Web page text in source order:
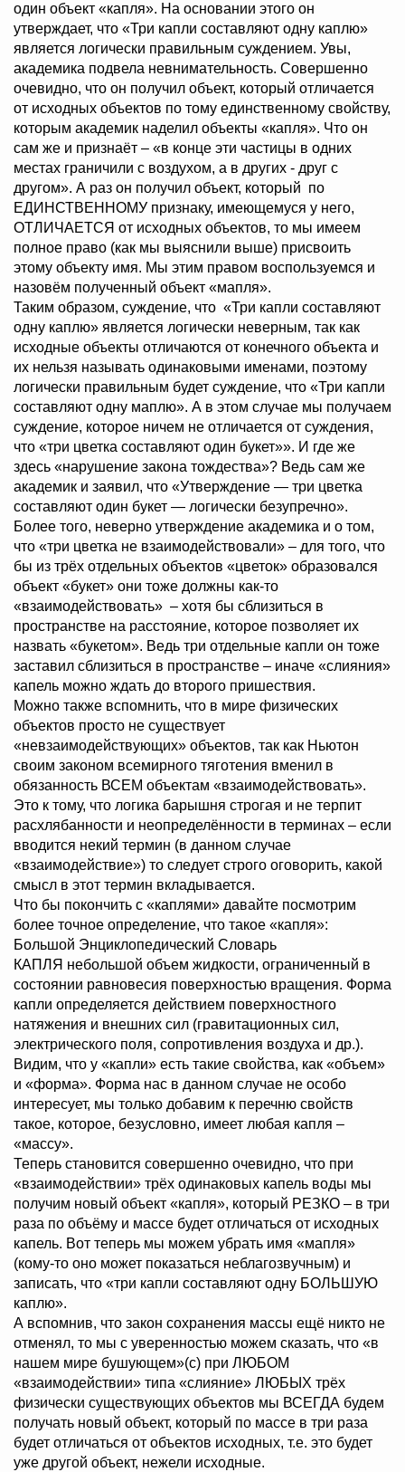
один объект «капля». На основании этого он
утверждает, что «Три капли составляют одну каплю»
является логически правильным суждением. Увы,
академика подвела невнимательность. Совершенно
очевидно, что он получил объект, который отличается
от исходных объектов по тому единственному свойству,
которым академик наделил объекты «капля». Что он
сам же и признаёт – «в конце эти частицы в одних
местах граничили с воздухом, а в других - друг с
другом». А раз он получил объект, который по
ЕДИНСТВЕННОМУ признаку, имеющемуся у него,
ОТЛИЧАЕТСЯ от исходных объектов, то мы имеем
полное право (как мы выяснили выше) присвоить
этому объекту имя. Мы этим правом воспользуемся и
назовём полученный объект «мапля».
Таким образом, суждение, что «Три капли составляют
одну каплю» является логически неверным, так как
исходные объекты отличаются от конечного объекта и
их нельзя называть одинаковыми именами, поэтому
логически правильным будет суждение, что «Три капли
составляют одну маплю». А в этом случае мы получаем
суждение, которое ничем не отличается от суждения,
что «три цветка составляют один букет»». И где же
здесь «нарушение закона тождества»? Ведь сам же
академик и заявил, что «Утверждение — три цветка
составляют один букет — логически безупречно».
Более того, неверно утверждение академика и о том,
что «три цветка не взаимодействовали» – для того, что
бы из трёх отдельных объектов «цветок» образовался
объект «букет» они тоже должны как-то
«взаимодействовать» – хотя бы сблизиться в
пространстве на расстояние, которое позволяет их
назвать «букетом». Ведь три отдельные капли он тоже
заставил сблизиться в пространстве – иначе «слияния»
капель можно ждать до второго пришествия.
Можно также вспомнить, что в мире физических
объектов просто не существует
«невзаимодействующих» объектов, так как Ньютон
своим законом всемирного тяготения вменил в
обязанность ВСЕМ объектам «взаимодействовать».
Это к тому, что логика барышня строгая и не терпит
расхлябанности и неопределённости в терминах – если
вводится некий термин (в данном случае
«взаимодействие») то следует строго оговорить, какой
смысл в этот термин вкладывается.
Что бы покончить с «каплями» давайте посмотрим
более точное определение, что такое «капля»:
Большой Энциклопедический Словарь
КАПЛЯ небольшой объем жидкости, ограниченный в
состоянии равновесия поверхностью вращения. Форма
капли определяется действием поверхностного
натяжения и внешних сил (гравитационных сил,
электрического поля, сопротивления воздуха и др.).
Видим, что у «капли» есть такие свойства, как «объем»
и «форма». Форма нас в данном случае не особо
интересует, мы только добавим к перечню свойств
такое, которое, безусловно, имеет любая капля –
«массу».
Теперь становится совершенно очевидно, что при
«взаимодействии» трёх одинаковых капель воды мы
получим новый объект «капля», который РЕЗКО – в три
раза по объёму и массе будет отличаться от исходных
капель. Вот теперь мы можем убрать имя «мапля»
(кому-то оно может показаться неблагозвучным) и
записать, что «три капли составляют одну БОЛЬШУЮ
каплю».
А вспомнив, что закон сохранения массы ещё никто не
отменял, то мы с уверенностью можем сказать, что «в
нашем мире бушующем»(с) при ЛЮБОМ
«взаимодействии» типа «слияние» ЛЮБЫХ трёх
физически существующих объектов мы ВСЕГДА будем
получать новый объект, который по массе в три раза
будет отличаться от объектов исходных, т.е. это будет
уже другой объект, нежели исходные.